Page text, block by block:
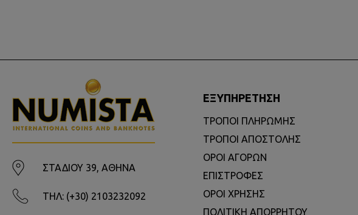
ΣΤΑΔΙΟΥ 39, ΑΘΗΝΑ
ΤΗΛ: (+30) 2103232092
ΕΞΥΠΗΡΕΤΗΣΗ
ΤΡΟΠΟΙ ΠΛΗΡΩΜΗΣ
ΤΡΟΠΟΙ ΑΠΟΣΤΟΛΗΣ
ΟΡΟΙ ΑΓΟΡΩΝ
ΕΠΙΣΤΡΟΦΕΣ
ΟΡΟΙ ΧΡΗΣΗΣ
ΠΟΛΙΤΙΚΗ ΑΠΟΡΡΗΤΟΥ